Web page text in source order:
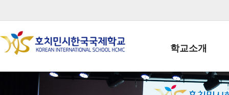
학교소개
학교장인사말